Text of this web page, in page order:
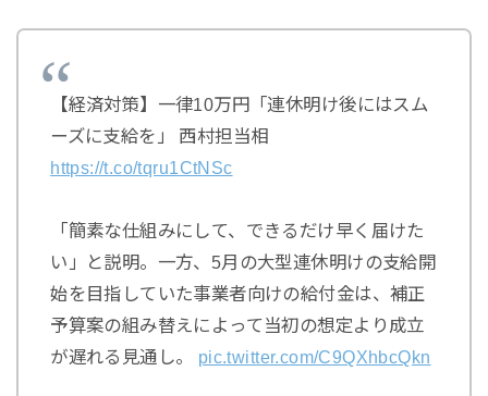
【経済対策】一律10万円「連休明け後にはスム
ーズに支給を」 西村担当相
https://t.co/tqru1CtNSc
「簡素な仕組みにして、できるだけ早く届けた
い」と説明。一方、5月の大型連休明けの支給開
始を目指していた事業者向けの給付金は、補正
予算案の組み替えによって当初の想定より成立
が遅れる見通し。 pic.twitter.com/C9QXhbcQkn